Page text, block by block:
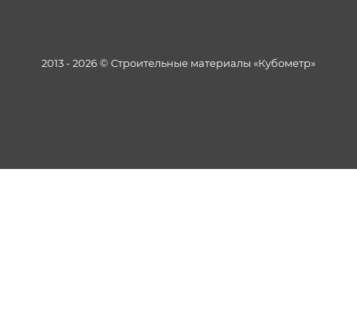
2013 - 2026 © Строительные материалы «Кубометр»